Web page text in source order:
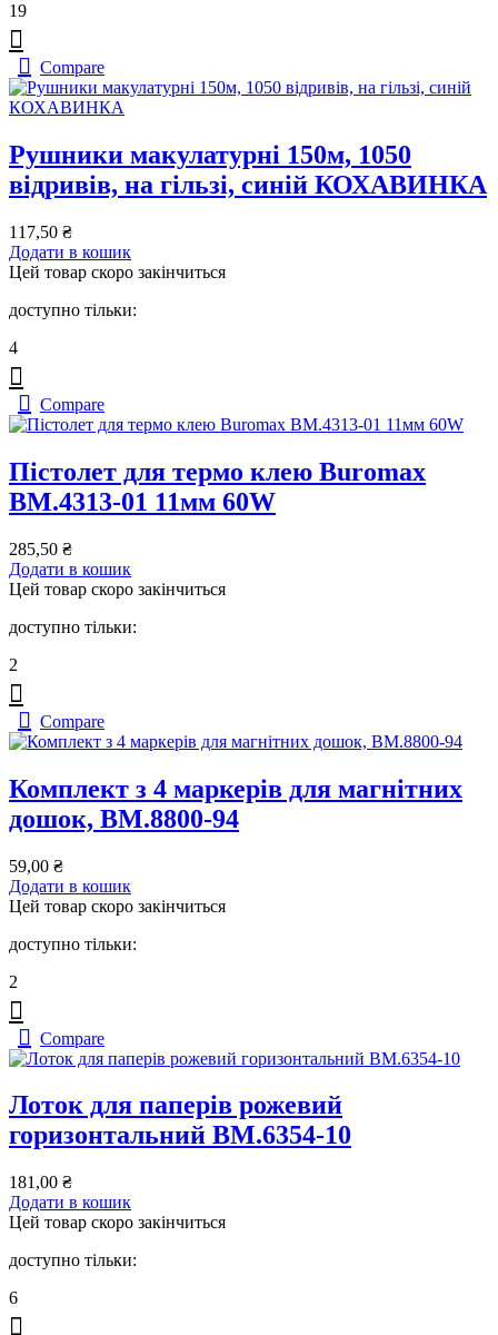
19
Compare
Рушники макулатурні 150м, 1050
відривів, на гільзі, синій КОХАВИНКА
117,50 ₴
Додати в кошик
Цей товар скоро закінчиться
доступно тільки:
4
Compare
Пістолет для термо клею Buromax
BM.4313-01 11мм 60W
285,50 ₴
Додати в кошик
Цей товар скоро закінчиться
доступно тільки:
2
Compare
Комплект з 4 маркерів для магнітних
дошок, BM.8800-94
59,00 ₴
Додати в кошик
Цей товар скоро закінчиться
доступно тільки:
2
Compare
Лоток для паперів рожевий
горизонтальний BM.6354-10
181,00 ₴
Додати в кошик
Цей товар скоро закінчиться
доступно тільки:
6